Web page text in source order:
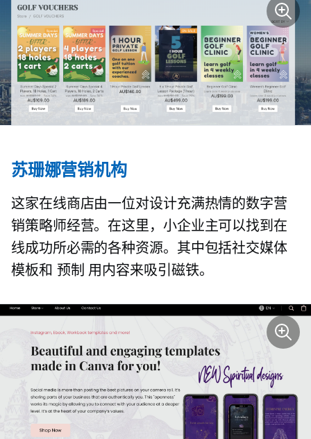
苏珊娜营销机构
这家在线商店由一位对设计充满热情的数字营
销策略师经营。在这里，小企业主可以找到在
线成功所必需的各种资源。其中包括社交媒体
模板和 预制 用内容来吸引磁铁。